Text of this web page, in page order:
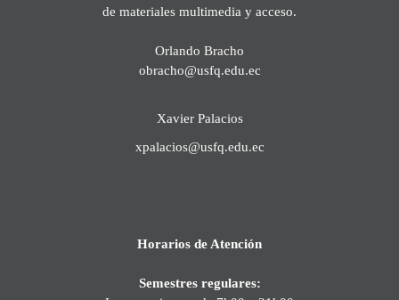
de materiales multimedia y acceso.
Orlando Bracho
obracho@usfq.edu.ec
Xavier Palacios
xpalacios@usfq.edu.ec
Horarios de Atención
Semestres regulares: